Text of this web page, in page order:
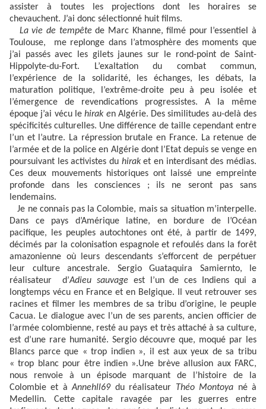
assister à toutes les projections dont les horaires se
chevauchent. J’ai donc sélectionné huit films.
La vie de tempêtede Marc Khanne, filmé pour l’essentiel à
Toulouse, me replonge dans l’atmosphère des moments que
j’ai passés avec les gilets jaunes sur le rond-point de Saint-
Hippolyte-du-Fort. L’exaltation du combat commun,
l’expérience de la solidarité, les échanges, les débats, la
maturation politique, l’extrême-droite peu à peu isolée et
l’émergence de revendications progressistes. A la même
époque j’ai vécu lehirak en Algérie. Des similitudes au-delà des
spécificités culturelles. Une différence de taille cependant entre
l’un et l’autre. La répression brutale en France. La retenue de
l’armée et de la police en Algérie dont l’Etat depuis se venge en
poursuivant les activistes du hiraket en interdisant des médias.
Ces deux mouvements historiques ont laissé une empreinte
profonde dans les consciences ; ils ne seront pas sans
lendemains.
Je ne connais pas la Colombie, mais sa situation m’interpelle.
Dans ce pays d’Amérique latine, en bordure de l’Océan
pacifique, les peuples autochtones ont été, à partir de 1499,
décimés par la colonisation espagnole et refoulés dans la forêt
amazonienne où leurs descendants s’efforcent de perpétuer
leur culture ancestrale. Sergio Guataquira Samiernto, le
réalisateur d’Adieu sauvage est l’un de ces Indiens qui a
longtemps vécu en France et en Belgique. Il veut retrouver ses
racines et filmer les membres de sa tribu d’origine, le peuple
Cacua. Le dialogue avec l’un de ses parents, ancien officier de
l’armée colombienne, resté au pays et très attaché à sa culture,
est d’une rare humanité. Sergio découvre que, moqué par les
Blancs parce que « trop indien », il est aux yeux de sa tribu
« trop blanc pour être indien ».Une brève allusion aux FARC,
nous renvoie à un épisode marquant de l’histoire de la
Colombie et àAnnehll69 du réalisateur Théo Montoya né à
Medellin. Cette capitale ravagée par les guerres entre